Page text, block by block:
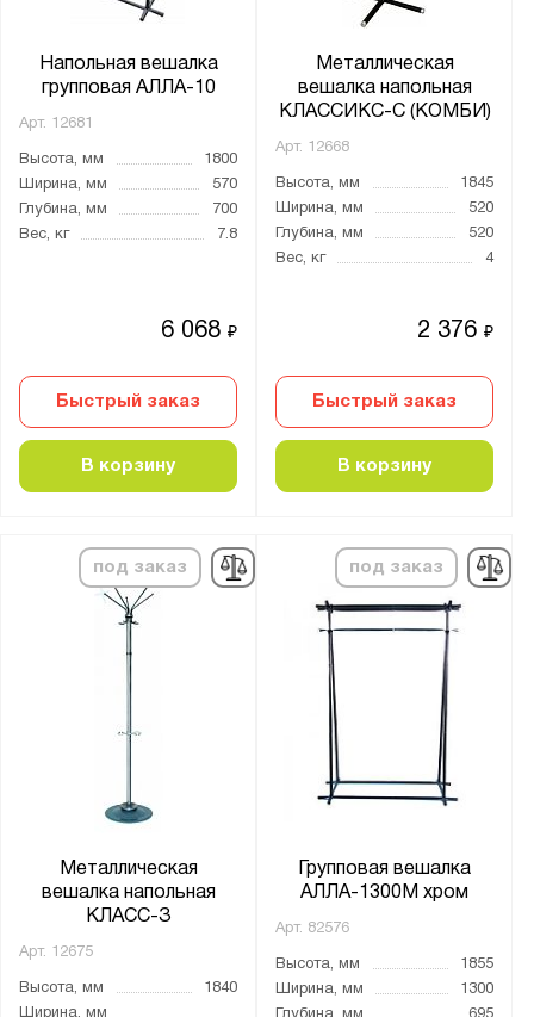
Напольная вешалка
групповая АЛЛА-10
Арт. 12681
Высота, мм
1800
Ширина, мм
570
Глубина, мм
700
Вес, кг
7.8
6 068₽
Быстрый заказ
В корзину
Металлическая
вешалка напольная
КЛАССИКС-С (КОМБИ)
Арт. 12668
Высота, мм
1845
Ширина, мм
520
Глубина, мм
520
Вес, кг
4
2 376₽
Быстрый заказ
В корзину
под заказ
Металлическая
вешалка напольная
КЛАСС-З
Арт. 12675
Высота, мм
1840
Ширина, мм
под заказ
Групповая вешалка
АЛЛА-1300М хром
Арт. 82576
Высота, мм
1855
Ширина, мм
1300
Глубина, мм
695